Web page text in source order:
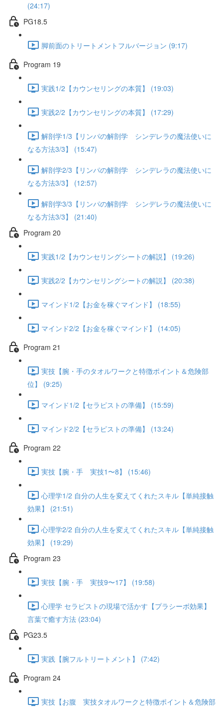
(24:17)
PG18.5
脚前面のトリートメントフルバージョン (9:17)
Program 19
実践1/2【カウンセリングの本質】 (19:03)
実践2/2【カウンセリングの本質】 (17:29)
解剖学1/3【リンパの解剖学 シンデレラの魔法使いに
なる方法3/3】 (15:47)
解剖学2/3【リンパの解剖学 シンデレラの魔法使いに
なる方法3/3】 (12:57)
解剖学3/3【リンパの解剖学 シンデレラの魔法使いに
なる方法3/3】 (21:40)
Program 20
実践1/2【カウンセリングシートの解説】 (19:26)
実践2/2【カウンセリングシートの解説】 (20:38)
マインド1/2【お金を稼ぐマインド】 (18:55)
マインド2/2【お金を稼ぐマインド】 (14:05)
Program 21
実技【腕・手のタオルワークと特徴ポイント＆危険部
位】 (9:25)
マインド1/2【セラピストの準備】 (15:59)
マインド2/2【セラピストの準備】 (13:24)
Program 22
実技【腕・手 実技1〜8】 (15:46)
心理学1/2 自分の人生を変えてくれたスキル【単純接触
効果】 (21:51)
心理学2/2 自分の人生を変えてくれたスキル【単純接触
効果】 (19:29)
Program 23
実技【腕・手 実技9〜17】 (19:58)
心理学 セラピストの現場で活かす【プラシーボ効果】
言葉で癒す方法 (23:04)
PG23.5
実践【腕フルトリートメント】 (7:42)
Program 24
実技【お腹 実技タオルワークと特徴ポイント＆危険部